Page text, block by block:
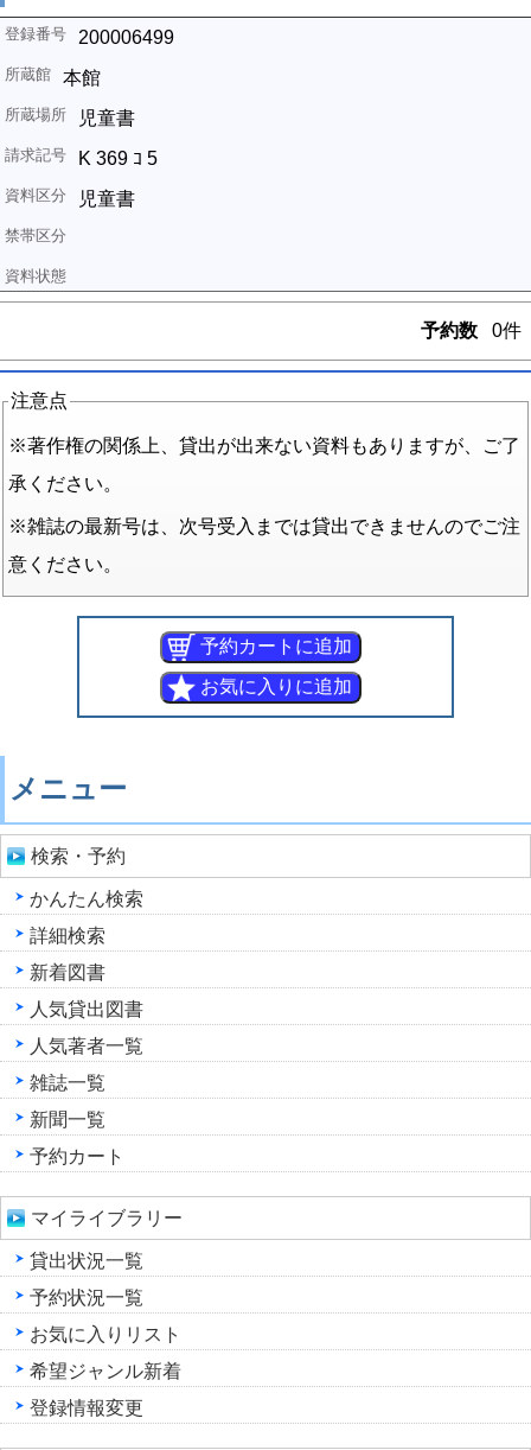
200006499
本館
児童書
K 369 ｺ 5
児童書
予約数 0件
注意点
※著作権の関係上、貸出が出来ない資料もありますが、ご了
承ください。
※雑誌の最新号は、次号受入までは貸出できませんのでご注
意ください。
メニュー
検索・予約
かんたん検索
詳細検索
新着図書
人気貸出図書
人気著者一覧
雑誌一覧
新聞一覧
予約カート
マイライブラリー
貸出状況一覧
予約状況一覧
お気に入りリスト
希望ジャンル新着
登録情報変更